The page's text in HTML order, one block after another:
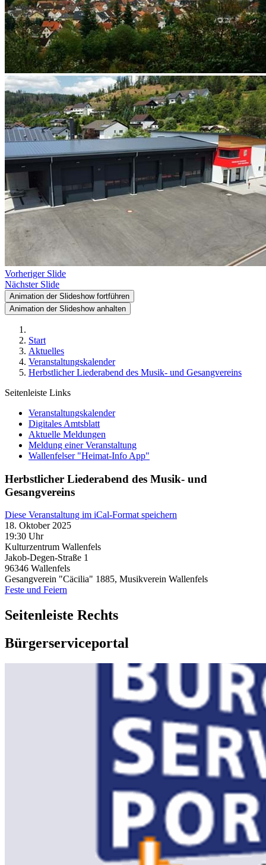
Vorheriger Slide
Nächster Slide
Animation der Slideshow fortführen
Animation der Slideshow anhalten
Start
Aktuelles
Veranstaltungskalender
Herbstlicher Liederabend des Musik- und Gesangvereins
Seitenleiste Links
Veranstaltungskalender
Digitales Amtsblatt
Aktuelle Meldungen
Meldung einer Veranstaltung
Wallenfelser "Heimat-Info App"
Herbstlicher Liederabend des Musik- und
Gesangvereins
Diese Veranstaltung im iCal-Format speichern
18. Oktober 2025
19:30 Uhr
Kulturzentrum Wallenfels
Jakob-Degen-Straße 1
96346 Wallenfels
Gesangverein "Cäcilia" 1885, Musikverein Wallenfels
Feste und Feiern
Seitenleiste Rechts
Bürgerserviceportal